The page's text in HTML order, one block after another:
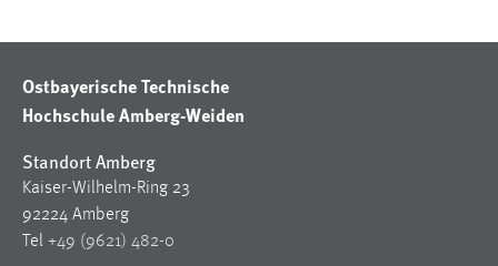
Ostbayerische Technische
Hochschule Amberg-Weiden
Standort Amberg
Kaiser-Wilhelm-Ring 23
92224 Amberg
Tel +49 (9621) 482-0
Cookie Laufzeit:
MARKETING